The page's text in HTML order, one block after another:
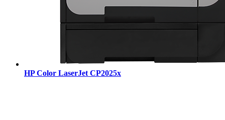
HP Color LaserJet CP2025x